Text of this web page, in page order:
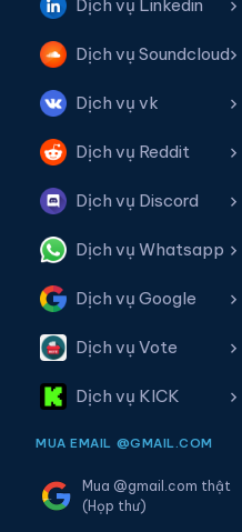
Dịch vụ Linkedin
Dịch vụ Soundcloud
Dịch vụ vk
Dịch vụ Reddit
Dịch vụ Discord
Dịch vụ Whatsapp
Dịch vụ Google
Dịch vụ Vote
Dịch vụ KICK
MUA EMAIL @GMAIL.COM
Mua @gmail.com thật
(Họp thư)
Trải
TikTok
Shopee